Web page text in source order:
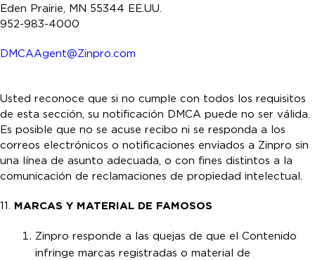
Eden Prairie, MN 55344 EE.UU.
952-983-4000
DMCAAgent@Zinpro.com
Usted reconoce que si no cumple con todos los requisitos
de esta sección, su notificación DMCA puede no ser válida.
Es posible que no se acuse recibo ni se responda a los
correos electrónicos o notificaciones enviados a Zinpro sin
una línea de asunto adecuada, o con fines distintos a la
comunicación de reclamaciones de propiedad intelectual.
11. MARCAS Y MATERIAL DE FAMOSOS
Zinpro responde a las quejas de que el Contenido
infringe marcas registradas o material de